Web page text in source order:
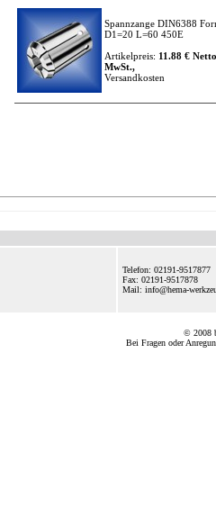
Spannzange DIN6388
D1=20 L=60 450E
Artikelpreis: 11.88 €
MwSt.,
Versandkosten
Telefon: 02191-9517877
Fax: 02191-9517878
Mail: info@hema-
© 2008
Bei Fragen oder